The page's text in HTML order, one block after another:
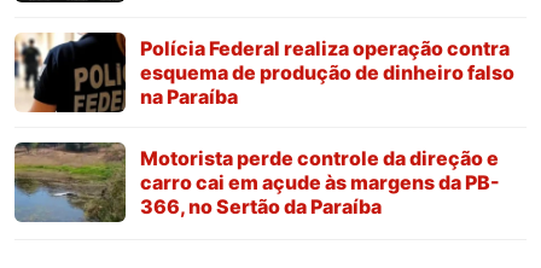
Polícia Federal realiza operação contra
esquema de produção de dinheiro falso
na Paraíba
Motorista perde controle da direção e
carro cai em açude às margens da PB-
366, no Sertão da Paraíba